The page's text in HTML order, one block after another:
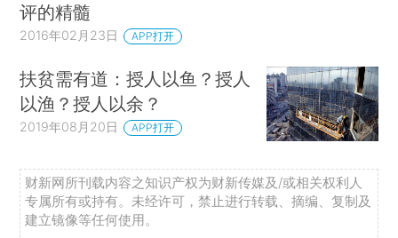
评的精髓
2016年02月23日 APP打开
扶贫需有道：授人以鱼？授人
以渔？授人以余？
2019年08月20日 APP打开
财新网所刊载内容之知识产权为财新传媒及/或相关权利人
专属所有或持有。未经许可，禁止进行转载、摘编、复制及
建立镜像等任何使用。